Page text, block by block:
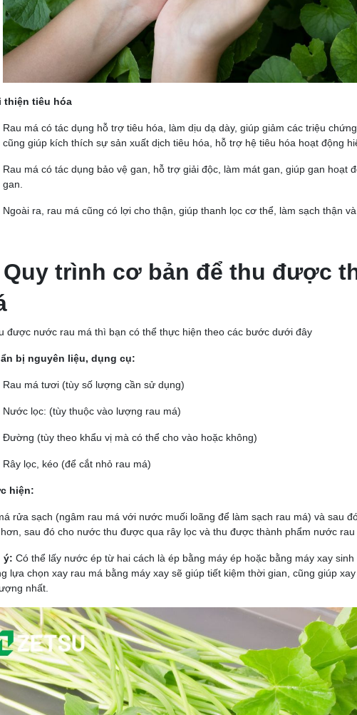
thiện tiêu hóa
Rau má có tác dụng hỗ trợ tiêu hóa, làm dịu dạ dày, giúp giảm các triệu
cũng giúp kích thích sự sản xuất dịch tiêu hóa, hỗ trợ hệ tiêu hóa hoạt động
Rau má có tác dụng bảo vệ gan, hỗ trợ giải độc, làm mát gan, giúp gan hoạt
gan.
Ngoài ra, rau má cũng có lợi cho thận, giúp thanh lọc cơ thể, làm sạch thận
Quy trình cơ bản để thu được
được nước rau má thì bạn có thể thực hiện theo các bước dưới đây
bị nguyên liệu, dụng cụ:
Rau má tươi (tùy số lượng cần sử dụng)
Nước lọc: (tùy thuộc vào lượng rau má)
Đường (tùy theo khẩu vị mà có thể cho vào hoặc không)
Rây lọc, kéo (để cắt nhỏ rau má)
hiện:
rửa sạch (ngâm rau má với nước muối loãng để làm sạch rau má) và sau
sau đó cho nước thu được qua rây lọc và thu được thành phẩm nước rau
ý: Có thể lấy nước ép từ hai cách là ép bằng máy ép hoặc bằng máy xay
lựa chọn xay rau má bằng máy xay sẽ giúp tiết kiệm thời gian, cũng giúp
nhất.